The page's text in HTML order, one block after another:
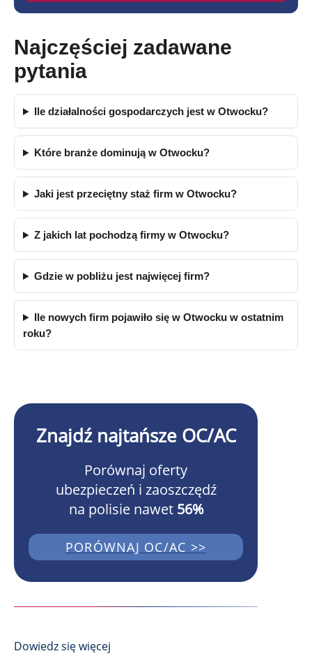
Najczęściej zadawane
pytania
Ile działalności gospodarczych jest w Otwocku?
Które branże dominują w Otwocku?
Jaki jest przeciętny staż firm w Otwocku?
Z jakich lat pochodzą firmy w Otwocku?
Gdzie w pobliżu jest najwięcej firm?
Ile nowych firm pojawiło się w Otwocku w ostatnim
roku?
Znajdź najtańsze OC/AC
Porównaj oferty
ubezpieczeń i zaoszczędź
na polisie nawet 56%
PORÓWNAJ OC/AC >>
Dowiedz się więcej